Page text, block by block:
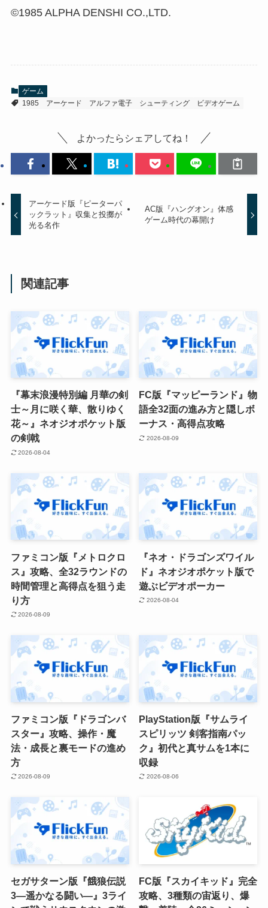
©1985 ALPHA DENSHI CO.,LTD.
ゲーム
1985
アーケード アルファ電子 シューティング ビデオゲーム
よかったらシェアしてね！
アーケード版『ピーターパ
ックラット』収集と投擲が
光る名作
AC版『ハングオン』体感
ゲーム時代の幕開け
関連記事
『幕末浪漫特別編 月華の剣
士～月に咲く華、散りゆく
花～』ネオジオポケット版
の剣戟
2026-08-04
FC版『マッピーランド』物
語全32面の進み方と隠しボ
ーナス・高得点攻略
2026-08-09
ファミコン版『メトロクロ
ス』攻略、全32ラウンドの
時間管理と高得点を狙う走
り方
2026-08-09
『ネオ・ドラゴンズワイル
ド』ネオジオポケット版で
遊ぶビデオポーカー
2026-08-04
ファミコン版『ドラゴンバ
スター』攻略、操作・魔
法・成長と裏モードの進め
方
2026-08-09
PlayStation版『サムライ
スピリッツ 剣客指南パッ
ク』初代と真サムを1本に
収録
2026-08-06
セガサターン版『餓狼伝説
3―遥かなる闘い―』3ライ
FC版『スカイキッド』完全
攻略、3種類の宙返り、爆